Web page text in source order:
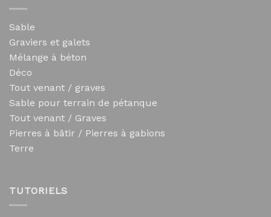
Sable
Graviers et galets
Mélange à béton
Déco
Tout venant / graves
Sable pour terrain de pétanque
Tout venant / Graves
Pierres à bâtir / Pierres à gabions
Terre
TUTORIELS